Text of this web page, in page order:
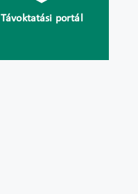
Távoktatási portál